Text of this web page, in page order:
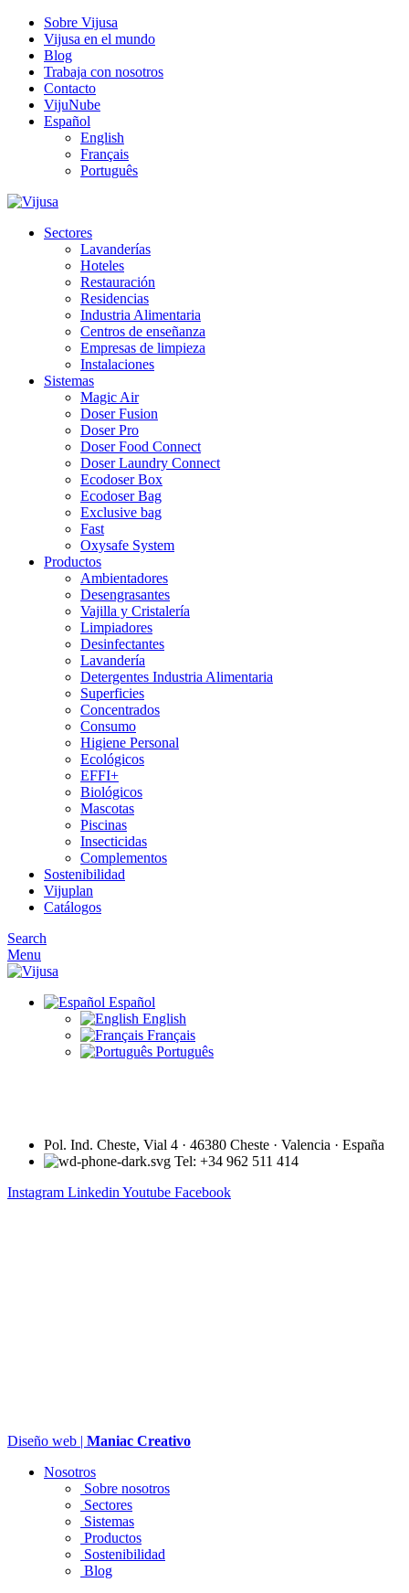
Sobre Vijusa
Vijusa en el mundo
Blog
Trabaja con nosotros
Contacto
VijuNube
Español
English
Français
Português
Sectores
Lavanderías
Hoteles
Restauración
Residencias
Industria Alimentaria
Centros de enseñanza
Empresas de limpieza
Instalaciones
Sistemas
Magic Air
Doser Fusion
Doser Pro
Doser Food Connect
Doser Laundry Connect​
Ecodoser Box
Ecodoser Bag
Exclusive bag
Fast
Oxysafe System
Productos
Ambientadores
Desengrasantes
Vajilla y Cristalería
Limpiadores
Desinfectantes
Lavandería
Detergentes Industria Alimentaria
Superficies
Concentrados
Consumo
Higiene Personal
Ecológicos
EFFI+
Biológicos
Mascotas
Piscinas
Insecticidas
Complementos
Sostenibilidad
Vijuplan
Catálogos
Search
Menu
Español
English
Français
Português
Pol. Ind. Cheste, Vial 4 · 46380 Cheste · Valencia · España
Tel: +34 962 511 414
Instagram Linkedin Youtube Facebook
Diseño web | Maniac Creativo
Nosotros
Sobre nosotros
Sectores
Sistemas
Productos
Sostenibilidad
Blog